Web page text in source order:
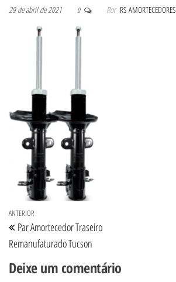
29 de abril de 2021 0 Por RS AMORTECEDORES
Navegação de Post
Post anterior
ANTERIOR
Par Amortecedor Traseiro
Remanufaturado Tucson
Deixe um comentário